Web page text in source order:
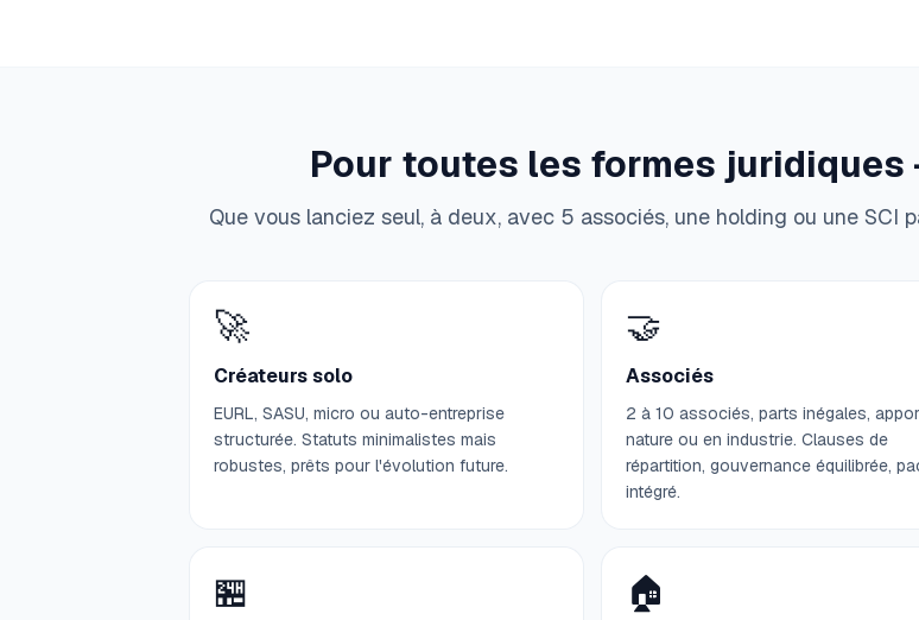
Pour toutes les formes
Que vous lanciez seul, à deux, avec 5 associés, une holding ou une
🚀
Créateurs solo
EURL, SASU, micro ou auto-entreprise
structurée. Statuts minimalistes mais
robustes, prêts pour l'évolution future.
🤝
Associés
2 à 10 associés, parts inégales,
nature ou en industrie. Clauses de
répartition, gouvernance équilibrée,
intégré.
🏪 🏠